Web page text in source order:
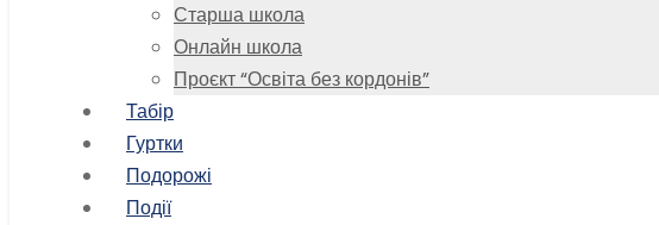
Старша школа
Онлайн школа
Проєкт “Освіта без кордонів”
Табір
Гуртки
Подорожі
Події